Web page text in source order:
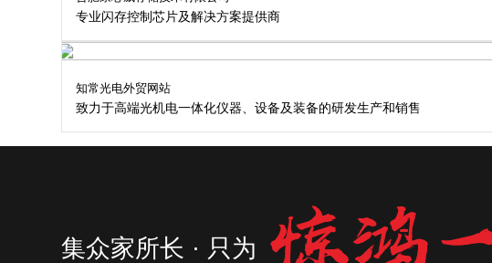
专业闪存控制芯片及解决方案提供商
知常光电外贸网站
致力于高端光机电一体化仪器、设备及装备的研发生产和销售
集众家所长 · 只为